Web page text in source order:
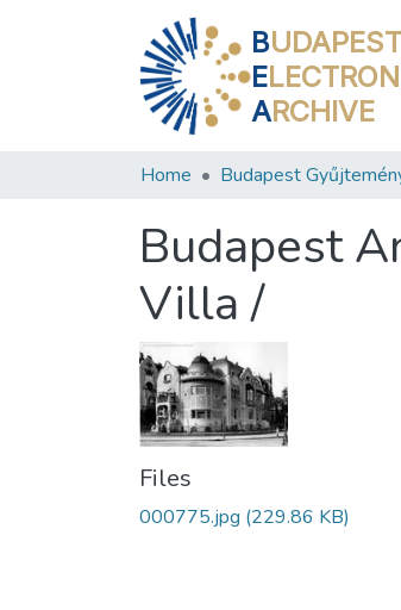
BUDAPEST
E
ARCHIVE
Home Budapest
Budapest
Villa /
Files
000775.jpg (229.86 KB)